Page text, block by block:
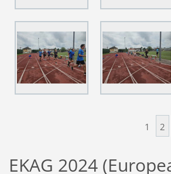
1 2
EKAG 2024